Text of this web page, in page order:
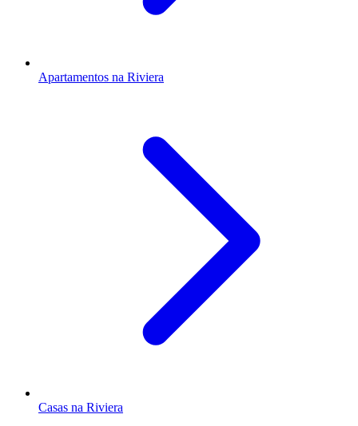
Apartamentos na Riviera
Casas na Riviera